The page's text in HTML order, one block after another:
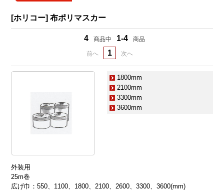
[ホリコー] 布ポリマスカー
4 商品中 1-4 商品
前へ 1 次へ
1800mm
2100mm
3300mm
3600mm
外装用
25m巻
広げ巾：550、1100、1800、2100、2600、3300、3600(mm)